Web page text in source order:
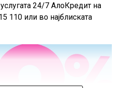
24/7 АлоКредит на
110 или во најблиската